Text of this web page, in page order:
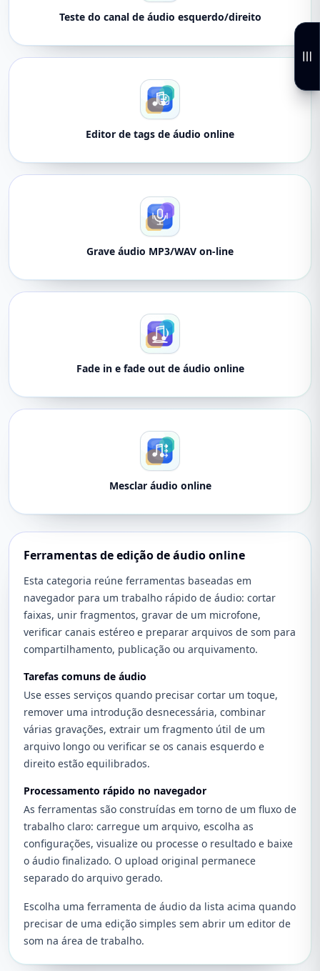
Teste do canal de áudio esquerdo/direito
Editor de tags de áudio online
Grave áudio MP3/WAV on-line
Fade in e fade out de áudio online
Mesclar áudio online
Ferramentas de edição de áudio online
Esta categoria reúne ferramentas baseadas em
navegador para um trabalho rápido de áudio: cortar
faixas, unir fragmentos, gravar de um microfone,
verificar canais estéreo e preparar arquivos de som para
compartilhamento, publicação ou arquivamento.
Tarefas comuns de áudio
Use esses serviços quando precisar cortar um toque,
remover uma introdução desnecessária, combinar
várias gravações, extrair um fragmento útil de um
arquivo longo ou verificar se os canais esquerdo e
direito estão equilibrados.
Processamento rápido no navegador
As ferramentas são construídas em torno de um fluxo de
trabalho claro: carregue um arquivo, escolha as
configurações, visualize ou processe o resultado e baixe
o áudio finalizado. O upload original permanece
separado do arquivo gerado.
Escolha uma ferramenta de áudio da lista acima quando
precisar de uma edição simples sem abrir um editor de
som na área de trabalho.